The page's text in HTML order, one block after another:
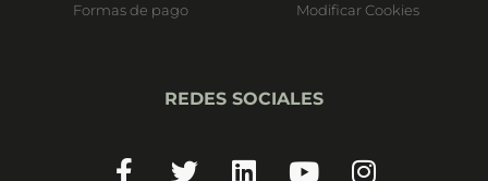
Formas de pago
Modificar Cookies
REDES SOCIALES
f